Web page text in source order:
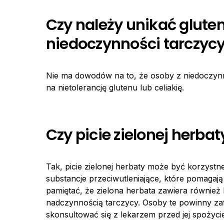
Czy należy unikać
niedoczynności
Nie ma dowodów na to, że osoby z
na nietolerancję glutenu lub celiakię.
Czy picie zielonej
Tak, picie zielonej herbaty może być
substancje przeciwutleniające, które
pamiętać, że zielona herbata zawiera
nadczynnością tarczycy. Osoby te powinny
skonsultować się z lekarzem przed jej